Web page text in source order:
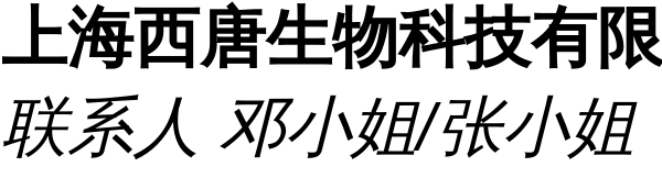
上海西唐生物科技有
联系人 邓小姐/张小姐